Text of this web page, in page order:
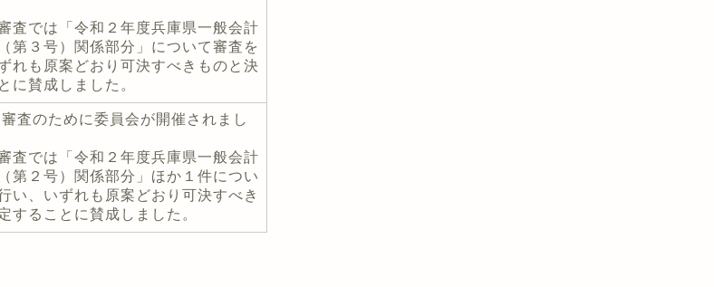
査では「令和２年度兵庫県一般会計
第３号）関係部分」について審査を
れも原案どおり可決すべきものと決
に賛成しました。
査のために委員会が開催されまし
査では「令和２年度兵庫県一般会計
第２号）関係部分」ほか１件につい
い、いずれも原案どおり可決すべき
することに賛成しました。